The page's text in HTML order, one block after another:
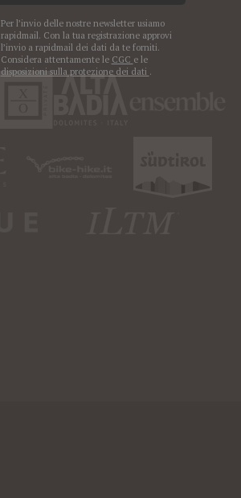
Per l’invio delle nostre newsletter usiamo
rapidmail. Con la tua registrazione approvi
l’invio a rapidmail dei dati da te forniti.
Considera attentamente le CGC e le
disposizioni sulla protezione dei dati .